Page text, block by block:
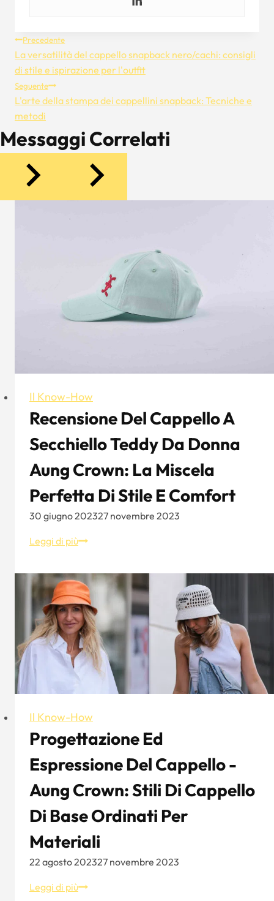
Navigazione
Articoli
Precedente
La versatilità del cappello snapback nero/cachi: consigli
di stile e ispirazione per l'outfit
Seguente
L'arte della stampa dei cappellini snapback: Tecniche e
metodi
Messaggi Correlati
Il Know-How
Recensione Del Cappello A
Secchiello Teddy Da Donna
Aung Crown: La Miscela
Perfetta Di Stile E Comfort
30 giugno 202327 novembre 2023
Leggi di piùRecensione
cappello
a
secchiello
Teddy
da
donna
Aung
Crown:
La
perfetta
di
stile
e
comfort
Il Know-How
Progettazione Ed
Espressione Del Cappello -
Aung Crown: Stili Di Cappello
Di Base Ordinati Per
Materiali
22 agosto 202327 novembre 2023
Leggi di piùProgettazione